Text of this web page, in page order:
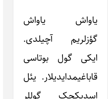
یاواش یاواش
گؤزلریم آچیلدی.
ایکی گول بوتاسی
قاباغیمدایدیلار. یئل
اسدیکجک گوللر